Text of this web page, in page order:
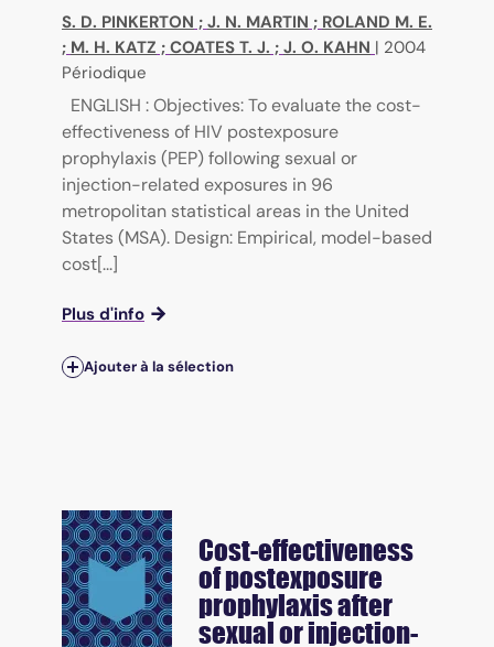
S. D. PINKERTON ; J. N. MARTIN ; ROLAND M. E.
; M. H. KATZ ; COATES T. J. ; J. O. KAHN | 2004
Périodique
ENGLISH : Objectives: To evaluate the cost-
effectiveness of HIV postexposure
prophylaxis (PEP) following sexual or
injection-related exposures in 96
metropolitan statistical areas in the United
States (MSA). Design: Empirical, model-based
cost[...]
Plus d'info
Ajouter à la sélection
Cost-effectiveness
of postexposure
prophylaxis after
sexual or injection-